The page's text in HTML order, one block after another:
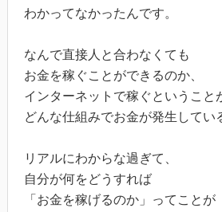
わかってなかったんです。
なんで直接人と合わなくても
お金を稼ぐことができるのか、
インターネットで稼ぐということ
どんな仕組みでお金が発生してい
リアルにわからな過ぎて、
自分が何をどうすれば
「お金を稼げるのか」ってことが